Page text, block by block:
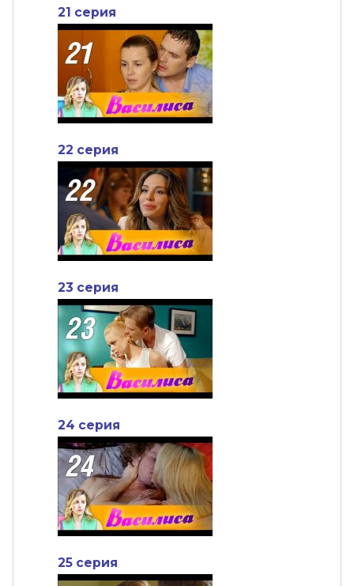
21 серия
22 серия
23 серия
24 серия
25 серия